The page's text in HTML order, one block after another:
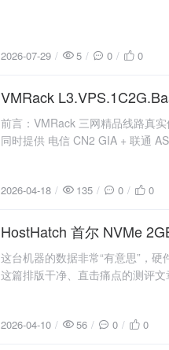
2026-07-29 5 0 0
2026-04-18
VMRack
前言：VMRack 三网精品线路真
同时提供 电信 CN2 GIA + 联通
2026-04-18 135 0 0
2026-04-10
HostHatch 首尔 NVMe
这台机器的数据非常“有意思”，
这篇排版干净、直击痛点的测评
2026-04-10 56 0 0